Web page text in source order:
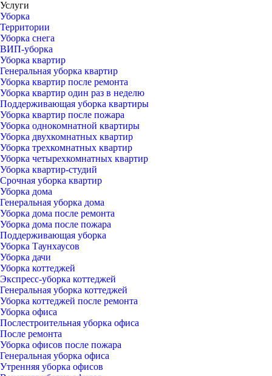
Услуги
Уборка
Территории
Уборка снега
ВИП-уборка
Уборка квартир
Генеральная уборка квартир
Уборка квартир после ремонта
Уборка квартир один раз в неделю
Поддерживающая уборка квартиры
Уборка квартир после пожара
Уборка однокомнатной квартиры
Уборка двухкомнатных квартир
Уборка трехкомнатных квартир
Уборка четырехкомнатных квартир
Уборка квартир-студий
Срочная уборка квартир
Уборка дома
Генеральная уборка дома
Уборка дома после ремонта
Уборка дома после пожара
Поддерживающая уборка
Уборка Таунхаусов
Уборка дачи
Уборка коттеджей
Экспресс-уборка коттеджей
Генеральная уборка коттеджей
Уборка коттеджей после ремонта
Уборка офиса
Послестроительная уборка офиса
После ремонта
Уборка офисов после пожара
Генеральная уборка офиса
Утренняя уборка офисов